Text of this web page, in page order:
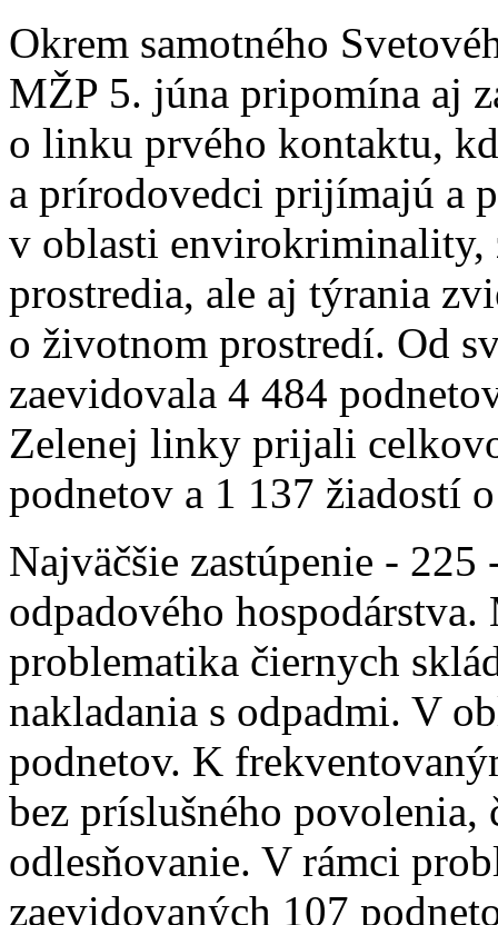
Okrem samotného
MŽP 5. júna pripomína aj
o linku prvého kontaktu,
a prírodovedci prijímajú a
v oblasti envirokriminality,
prostredia, ale aj týrania
o životnom prostredí. Od
zaevidovala 4 484
Zelenej linky prijali
podnetov a 1 137 žiadostí
Najväčšie zastúpenie -
odpadového
problematika čiernych
nakladania s odpadmi. V
podnetov. K
bez príslušného povolenia,
odlesňovanie. V rámci
zaevidovaných 107